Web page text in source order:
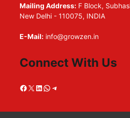
Mailing Address: F Block,
New Delhi - 110075, INDIA
E-Mail: info@growzen.in
Connect With Us
Facebook
X LinkedIn
WhatsApp
Telegram